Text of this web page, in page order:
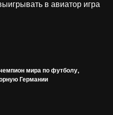
в авиатор игра
мира по футболу,
Германии